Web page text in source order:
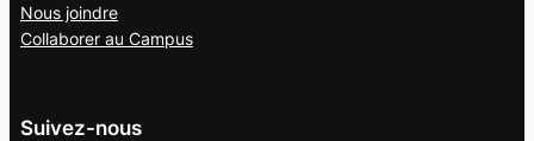
Nous joindre
Collaborer au Campus
Suivez-nous